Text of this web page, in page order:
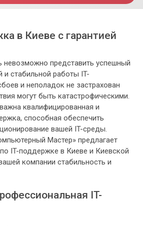
в Киеве с гарантией
невозможно представить успешный
стабильной работы IT-
и неполадок не застрахован
могут быть катастрофическими.
квалифицированная и
способная обеспечить
вашей IT-среды.
Мастер» предлагает
IT-поддержке в Киеве и Киевской
компании стабильность и
IT-